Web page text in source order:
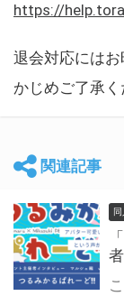
https://
退会対応には
かじめご了承く
関連記事
同